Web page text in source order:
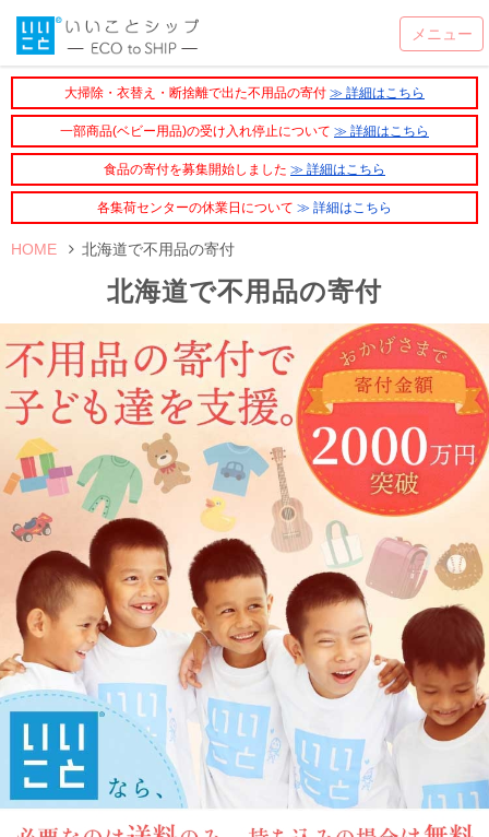
大掃除・衣替え・断捨離で出た不用品の寄付 ≫ 詳細はこちら
一部商品(ベビー用品)の受け入れ停止について ≫ 詳細はこちら
食品の寄付を募集開始しました ≫ 詳細はこちら
各集荷センターの休業日について ≫ 詳細はこちら
HOME 北海道で不用品の寄付
北海道で不用品の寄付